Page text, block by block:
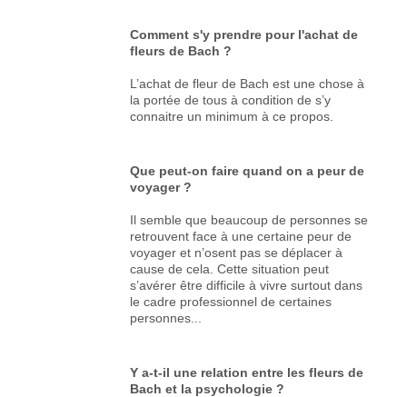
Comment s'y prendre pour l'achat de
fleurs de Bach ?
L’achat de fleur de Bach est une chose à
la portée de tous à condition de s’y
connaitre un minimum à ce propos.
Que peut-on faire quand on a peur de
voyager ?
Il semble que beaucoup de personnes se
retrouvent face à une certaine peur de
voyager et n’osent pas se déplacer à
cause de cela. Cette situation peut
s’avérer être difficile à vivre surtout dans
le cadre professionnel de certaines
personnes...
Y a-t-il une relation entre les fleurs de
Bach et la psychologie ?